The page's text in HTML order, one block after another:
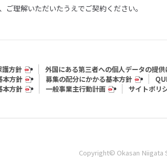
理解いただいたうえでご契約ください。
護方針 外国にある第三者への個人データの提
本方針 募集の配分にかかる基本方針
本方針 一般事業主行動計画 サイトポリ
Copyright© Okasan Niigata